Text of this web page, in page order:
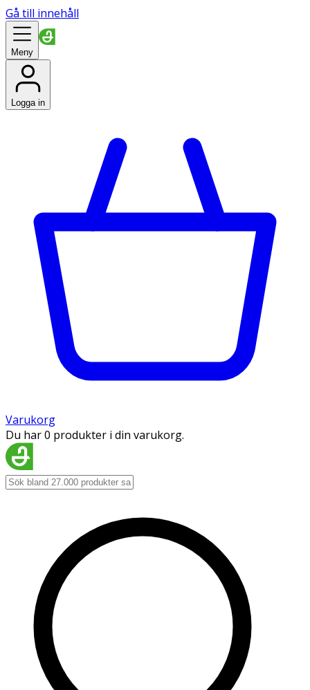
Gå till innehåll
Meny
Logga in
Varukorg
Du har 0 produkter i din varukorg.